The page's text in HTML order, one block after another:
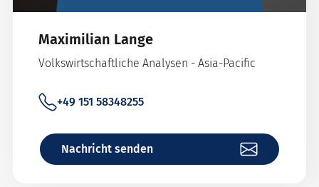
Maximilian Lange
Volkswirtschaftliche Analysen - Asia-Pacific
+49 151 58348255
Nachricht senden